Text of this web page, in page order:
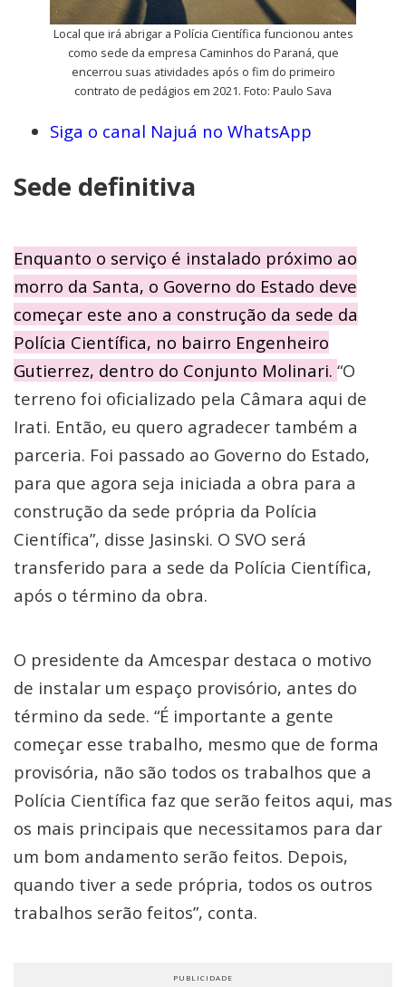
Local que irá abrigar a Polícia Científica funcionou antes
como sede da empresa Caminhos do Paraná, que
encerrou suas atividades após o fim do primeiro
contrato de pedágios em 2021. Foto: Paulo Sava
Siga o canal Najuá no WhatsApp
Sede definitiva
Enquanto o serviço é instalado próximo ao
morro da Santa, o Governo do Estado deve
começar este ano a construção da sede da
Polícia Científica, no bairro Engenheiro
Gutierrez, dentro do Conjunto Molinari. “O
terreno foi oficializado pela Câmara aqui de
Irati. Então, eu quero agradecer também a
parceria. Foi passado ao Governo do Estado,
para que agora seja iniciada a obra para a
construção da sede própria da Polícia
Científica”, disse Jasinski. O SVO será
transferido para a sede da Polícia Científica,
após o término da obra.
O presidente da Amcespar destaca o motivo
de instalar um espaço provisório, antes do
término da sede. “É importante a gente
começar esse trabalho, mesmo que de forma
provisória, não são todos os trabalhos que a
Polícia Científica faz que serão feitos aqui, mas
os mais principais que necessitamos para dar
um bom andamento serão feitos. Depois,
quando tiver a sede própria, todos os outros
trabalhos serão feitos”, conta.